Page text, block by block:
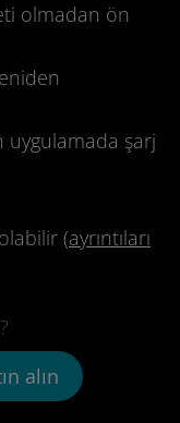
olmadan ön
uygulamada şarj
(ayrıntıları
alın